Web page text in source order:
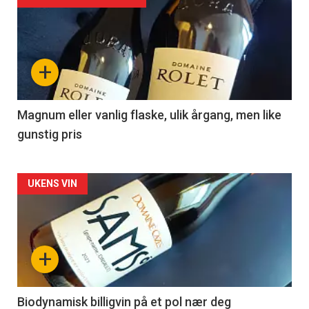
akkurat
nå
3
+
Magnum eller vanlig flaske, ulik årgang, men like
gunstig pris
Forsiden
akkurat
nå
4
+
UKENS VIN
Biodynamisk billigvin på et pol nær deg